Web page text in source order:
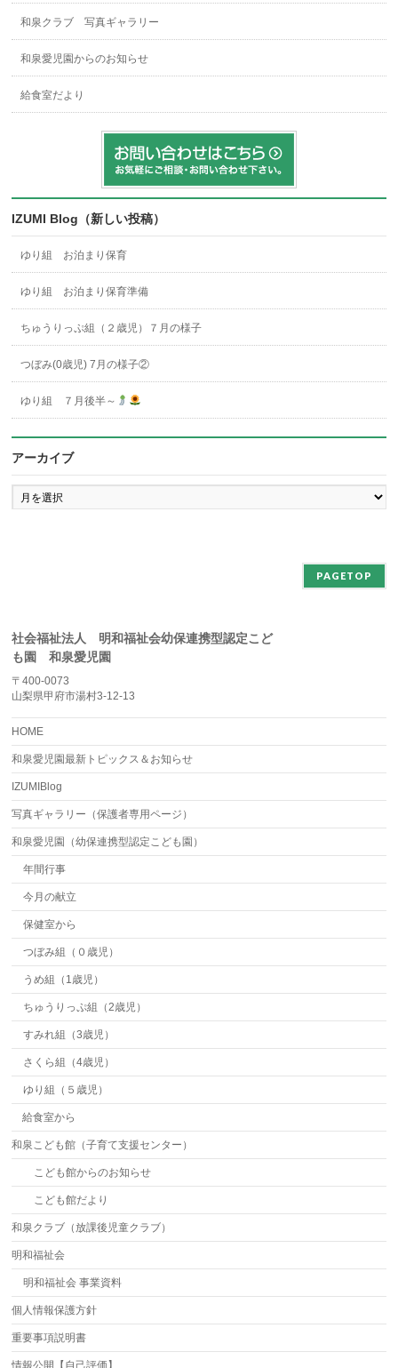
和泉クラブ 写真ギャラリー
和泉愛児園からのお知らせ
給食室だより
IZUMI Blog（新しい投稿）
ゆり組 お泊まり保育
ゆり組 お泊まり保育準備
ちゅうりっぷ組（２歳児）７月の様子
つぼみ(0歳児) 7月の様子②
ゆり組 ７月後半～
アーカイブ
ア
ー
PAGETOP
社会福祉法人 明和福祉会幼保連携型認定こど
も園 和泉愛児園
〒400-0073
山梨県甲府市湯村3-12-13
HOME
和泉愛児園最新トピックス＆お知らせ
IZUMIBlog
写真ギャラリー（保護者専用ページ）
和泉愛児園（幼保連携型認定こども園）
年間行事
今月の献立
保健室から
つぼみ組（０歳児）
うめ組（1歳児）
ちゅうりっぷ組（2歳児）
すみれ組（3歳児）
さくら組（4歳児）
ゆり組（５歳児）
給食室から
和泉こども館（子育て支援センター）
こども館からのお知らせ
こども館だより
和泉クラブ（放課後児童クラブ）
明和福祉会
明和福祉会 事業資料
個人情報保護方針
重要事項説明書
情報公開【自己評価】